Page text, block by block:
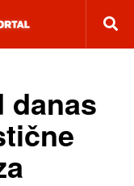
danas